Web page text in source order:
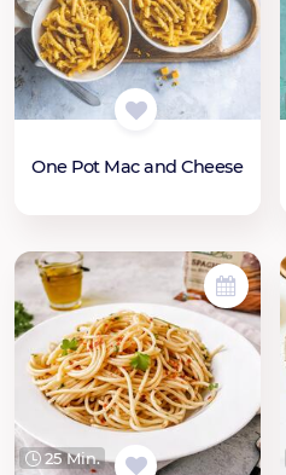
One Pot Mac and Cheese
25 Min.